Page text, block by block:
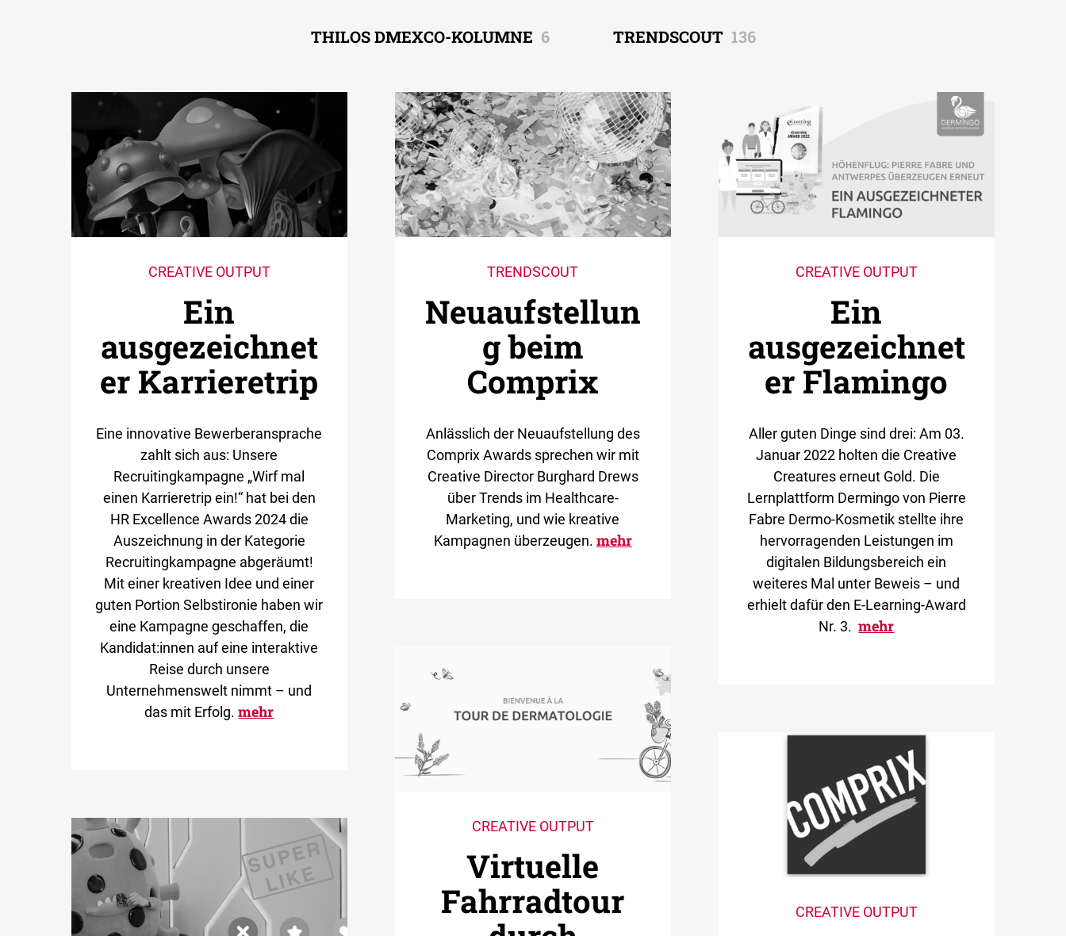
THILOS DMEXCO-KOLUMNE 6 TRENDSCOUT 136
CREATIVE OUTPUT
Ein
ausgezeichnet
er Karrieretrip
Eine innovative Bewerberansprache
zahlt sich aus: Unsere
Recruitingkampagne „Wirf mal
einen Karrieretrip ein!“ hat bei den
HR Excellence Awards 2024 die
Auszeichnung in der Kategorie
Recruitingkampagne abgeräumt!
Mit einer kreativen Idee und einer
guten Portion Selbstironie haben wir
eine Kampagne geschaffen, die
Kandidat:innen auf eine interaktive
Reise durch unsere
Unternehmenswelt nimmt – und
das mit Erfolg.mehr
TRENDSCOUT
Neuaufstellun
g beim
Comprix
Anlässlich der Neuaufstellung des
Comprix Awards sprechen wir mit
Creative Director Burghard Drews
über Trends im Healthcare-
Marketing, und wie kreative
Kampagnen überzeugen. mehr
CREATIVE OUTPUT
Ein
ausgezeichnet
er Flamingo
Aller guten Dinge sind drei: Am 03.
Januar 2022 holten die Creative
Creatures erneut Gold. Die
Lernplattform Dermingo von Pierre
Fabre Dermo-Kosmetik stellte ihre
hervorragenden Leistungen im
digitalen Bildungsbereich ein
weiteres Mal unter Beweis – und
erhielt dafür den E-Learning-Award
Nr. 3.mehr
CREATIVE OUTPUT
Virtuelle
Fahrradtour
CREATIVE OUTPUT